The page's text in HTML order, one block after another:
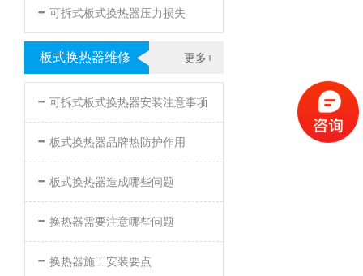
- 可拆式板式换热器压力损失
更多+
板式换热器维修
- 可拆式板式换热器安装注意事项
- 板式换热器品牌热防护作用
- 板式换热器造成哪些问题
- 换热器需要注意哪些问题
- 换热器施工安装要点